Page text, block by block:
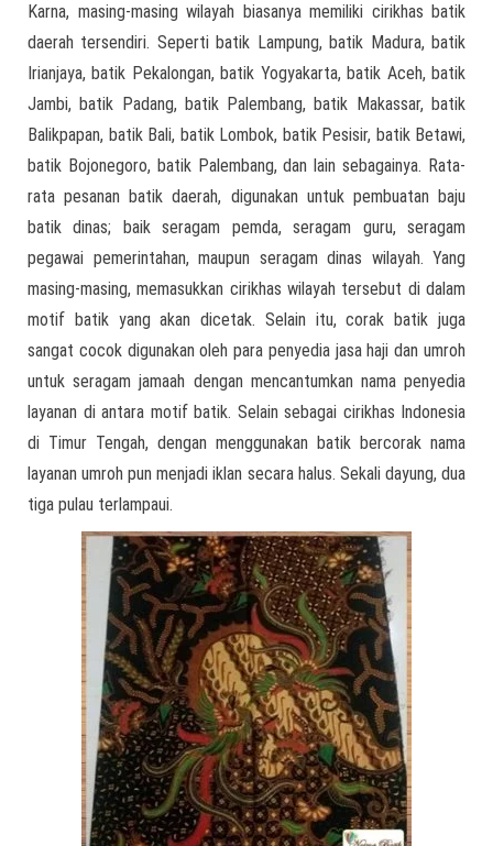
Karna, masing-masing wilayah biasanya memiliki cirikhas batik
daerah tersendiri. Seperti batik Lampung, batik Madura, batik
Irianjaya, batik Pekalongan, batik Yogyakarta, batik Aceh, batik
Jambi, batik Padang, batik Palembang, batik Makassar, batik
Balikpapan, batik Bali, batik Lombok, batik Pesisir, batik Betawi,
batik Bojonegoro, batik Palembang, dan lain sebagainya. Rata-
rata pesanan batik daerah, digunakan untuk pembuatan baju
batik dinas; baik seragam pemda, seragam guru, seragam
pegawai pemerintahan, maupun seragam dinas wilayah. Yang
masing-masing, memasukkan cirikhas wilayah tersebut di dalam
motif batik yang akan dicetak. Selain itu, corak batik juga
sangat cocok digunakan oleh para penyedia jasa haji dan umroh
untuk seragam jamaah dengan mencantumkan nama penyedia
layanan di antara motif batik. Selain sebagai cirikhas Indonesia
di Timur Tengah, dengan menggunakan batik bercorak nama
layanan umroh pun menjadi iklan secara halus. Sekali dayung, dua
tiga pulau terlampaui.